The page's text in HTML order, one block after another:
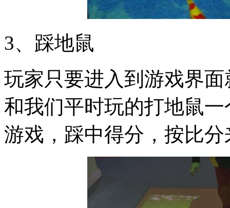
3、踩地鼠
玩家只要进入到游戏界
和我们平时玩的打地鼠
游戏，踩中得分，按比